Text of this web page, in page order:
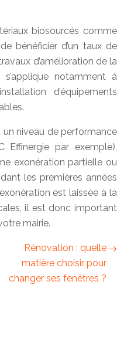
biosourcés comme
bénéficier d’un taux de
d’amélioration de la
notamment à
d’équipements
niveau de performance
Effinergie par exemple),
exonération partielle ou
les premières années
est laissée à la
il est donc important
mairie.
Rénovation : quelle
matière choisir pour
changer ses fenêtres ?